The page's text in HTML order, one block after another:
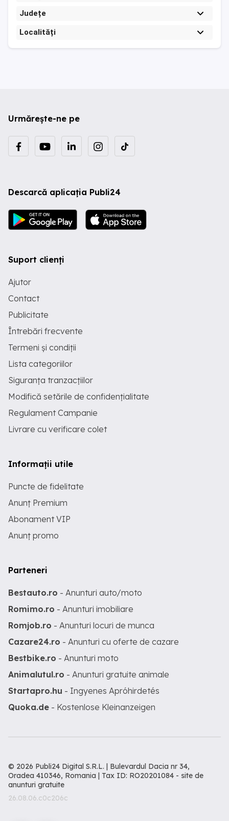
Județe
Localități
Urmărește-ne pe
Descarcă aplicația Publi24
Suport clienți
Ajutor
Contact
Publicitate
Întrebări frecvente
Termeni și condiții
Lista categoriilor
Siguranța tranzacțiilor
Modifică setările de confidențialitate
Regulament Campanie
Livrare cu verificare colet
Informații utile
Puncte de fidelitate
Anunț Premium
Abonament VIP
Anunț promo
Parteneri
Bestauto.ro - Anunturi auto/moto
Romimo.ro - Anunturi imobiliare
Romjob.ro - Anunturi locuri de munca
Cazare24.ro - Anunturi cu oferte de cazare
Bestbike.ro - Anunturi moto
Animalutul.ro - Anunturi gratuite animale
Startapro.hu - Ingyenes Apróhirdetés
Quoka.de - Kostenlose Kleinanzeigen
© 2026 Publi24 Digital S.R.L. | Bulevardul Dacia nr 34,
Oradea 410346, Romania | Tax ID: RO20201084 - site de
anunturi gratuite
26.08.06.c0c206c